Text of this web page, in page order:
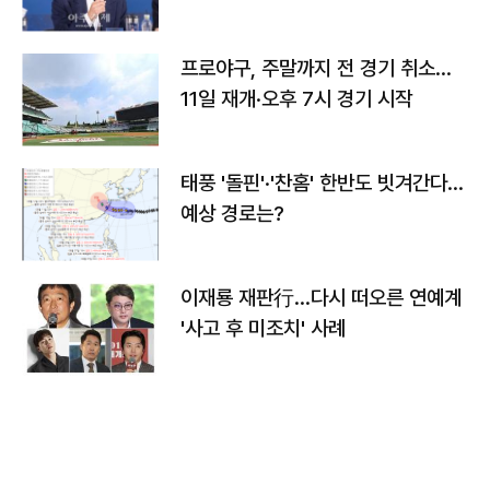
프로야구, 주말까지 전 경기 취소…
11일 재개·오후 7시 경기 시작
태풍 '돌핀'·'찬홈' 한반도 빗겨간다…
예상 경로는?
이재룡 재판行…다시 떠오른 연예계
'사고 후 미조치' 사례